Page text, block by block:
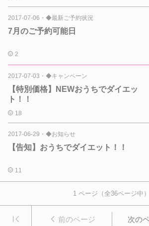
2017-07-06 ・ ◆最新ご予約状況
7月のご予約可能日
2
2017-07-03 ・ ◆キャンペーン
【特別価格】NEWおうちでダイエッ
ト！！
18
2017-06-29 ・ ◆お知らせ
【告知】おうちでダイエット！！
11
1ページ（全36ページ中）
前のページ 次の